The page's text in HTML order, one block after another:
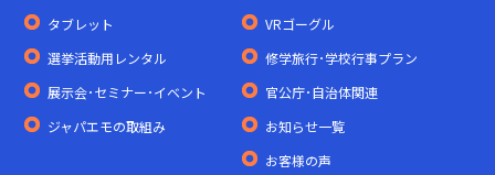
タブレット
VRゴーグル
選挙活動用レンタル
修学旅行･学校行事プラン
展示会･セミナー･イベント
官公庁･自治体関連
ジャパエモの取組み
お知らせ一覧
お客様の声